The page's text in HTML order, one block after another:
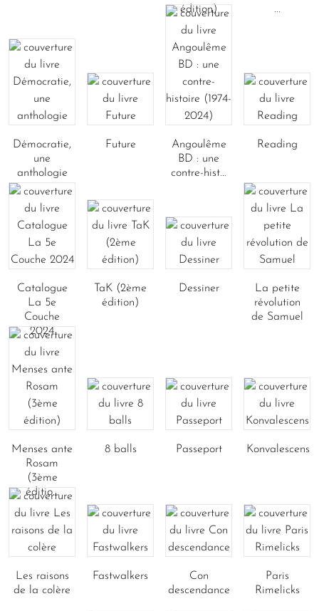
édition)
...
Démocratie,
une
anthologie
Future
Angoulême
BD : une
contre-hist...
Reading
Catalogue
La 5e
Couche
2024
TaK (2ème
édition)
Dessiner
La petite
révolution
de Samuel
Menses ante
Rosam
(3ème
éditio...
8 balls Passeport Konvalescens
Les raisons
de la colère
Fastwalkers
Con
descendance
Paris
Rimelicks